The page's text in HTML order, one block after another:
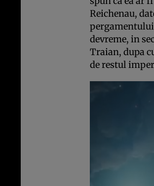
Reichenau,
devreme, in
Traian, dupa
de restul